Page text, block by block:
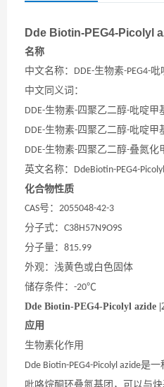
Dde Biotin-PEG4-Picolyl
名称
中文名称： DDE-生物素-PEG4-吡
中文同义词 ：
DDE-生物素-四聚乙二醇-吡啶甲
DDE-生物素-四聚乙二醇-吡啶甲
DDE-生物素-四聚乙二醇-叠氮化
英文名称： DdeBiotin-PEG4-
化合物性质
CAS号： 2055048-42-3
分子式： C38H57N9O9S
分子量： 815.99
外观：浅黄色或白色固体
储存条件： -20℃
Dde Biotin-PEG4-Picolyl azide
应用
生物素化作用
Dde Biotin-PEG4-Picolyl azide是一
吡咯烷酮环叠氮基团，可以与